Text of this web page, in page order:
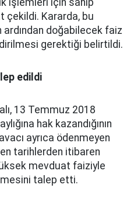
işlemleri için sahip
çekildi. Kararda, bu
ardından doğabilecek faiz
gerektiği belirtildi.
edildi
13 Temmuz 2018
hak kazandığının
ayrıca ödenmeyen
tarihlerden itibaren
mevduat faiziyle
talep etti.